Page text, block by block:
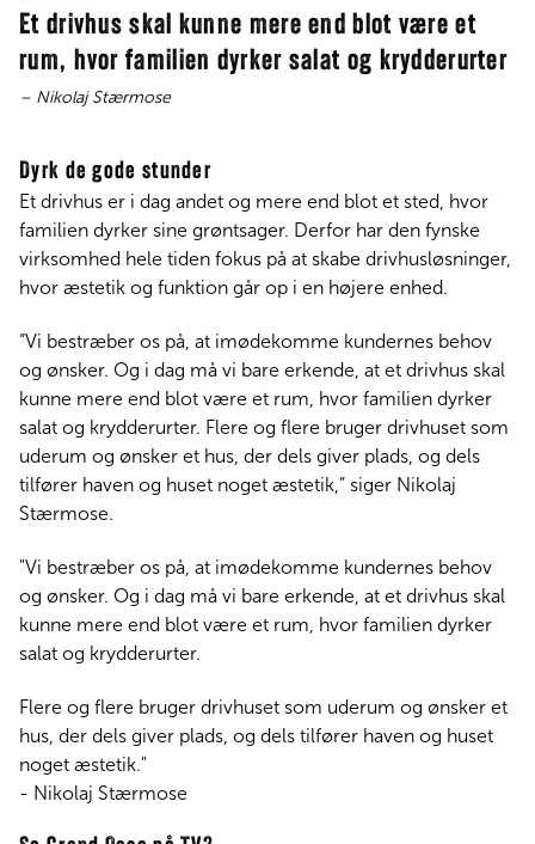
Et drivhus skal kunne mere end blot være et
rum, hvor familien dyrker salat og krydderurter
– Nikolaj Stærmose
Dyrk de gode stunder
Et drivhus er i dag andet og mere end blot et sted, hvor
familien dyrker sine grøntsager. Derfor har den fynske
virksomhed hele tiden fokus på at skabe drivhusløsninger,
hvor æstetik og funktion går op i en højere enhed.
“Vi bestræber os på, at imødekomme kundernes behov
og ønsker. Og i dag må vi bare erkende, at et drivhus skal
kunne mere end blot være et rum, hvor familien dyrker
salat og krydderurter. Flere og flere bruger drivhuset som
uderum og ønsker et hus, der dels giver plads, og dels
tilfører haven og huset noget æstetik,” siger Nikolaj
Stærmose.
"Vi bestræber os på, at imødekomme kundernes behov
og ønsker. Og i dag må vi bare erkende, at et drivhus skal
kunne mere end blot være et rum, hvor familien dyrker
salat og krydderurter.
Flere og flere bruger drivhuset som uderum og ønsker et
hus, der dels giver plads, og dels tilfører haven og huset
noget æstetik."
- Nikolaj Stærmose